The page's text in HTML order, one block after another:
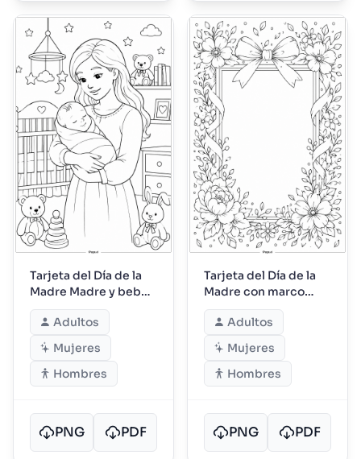
Tarjeta del Día de la
Madre Madre y bebé
envueltos
Adultos
Mujeres
Hombres
PNG PDF
Tarjeta del Día de la
Madre con marco
floral y cinta
Adultos
Mujeres
Hombres
PNG PDF